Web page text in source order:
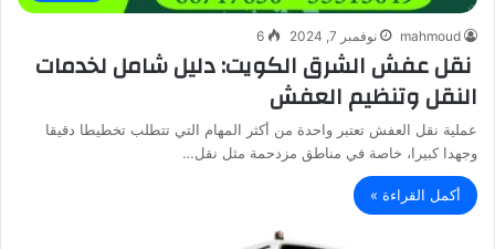
mahmoud نوفمبر 7, 2024 6
نقل عفش الشرق الكويت: دليل شامل لخدمات
النقل وتنظيم العفش
عملية نقل العفش تعتبر واحدة من أكثر المهام التي تتطلب تخطيطا دقيقا
وجهدا كبيرا، خاصة في مناطق مزدحمة مثل نقل…
أكمل القراءة »